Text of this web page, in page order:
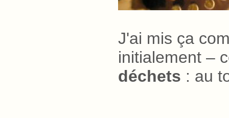
J'ai mis ça
initialement –
déchets : au